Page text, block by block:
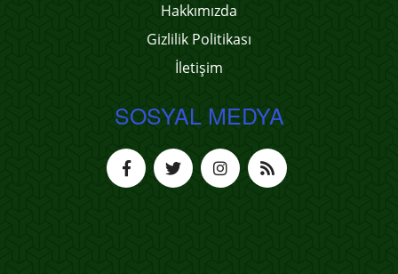
Hakkımızda
Gizlilik Politikası
İletişim
SOSYAL MEDYA